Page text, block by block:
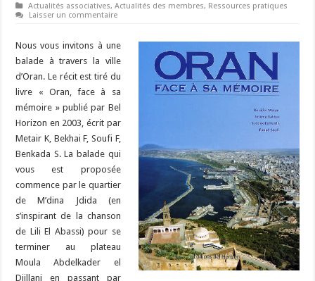
Actualités associatives,Actualités des membres, Ressources pratiques
Laisser un commentaire
Nous vous invitons à une
balade à travers la ville
d’Oran. Le récit est tiré du
livre « Oran, face à sa
mémoire » publié par Bel
Horizon en 2003, écrit par
Metair K, Bekhai F, Soufi F,
Benkada S. La balade qui
vous est proposée
commence par le quartier
de M’dina Jdida (en
s’inspirant de la chanson
de Lili El Abassi) pour se
terminer au plateau
Moula Abdelkader el
Djillani en passant par